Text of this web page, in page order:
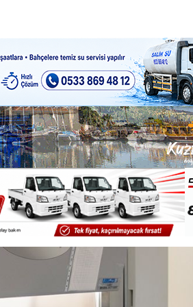
hedef aldı
YÜZDE 7.5 İLE 8.5 ARASINDA
açılışında fenalaşarak hastaneye kaldırıldı